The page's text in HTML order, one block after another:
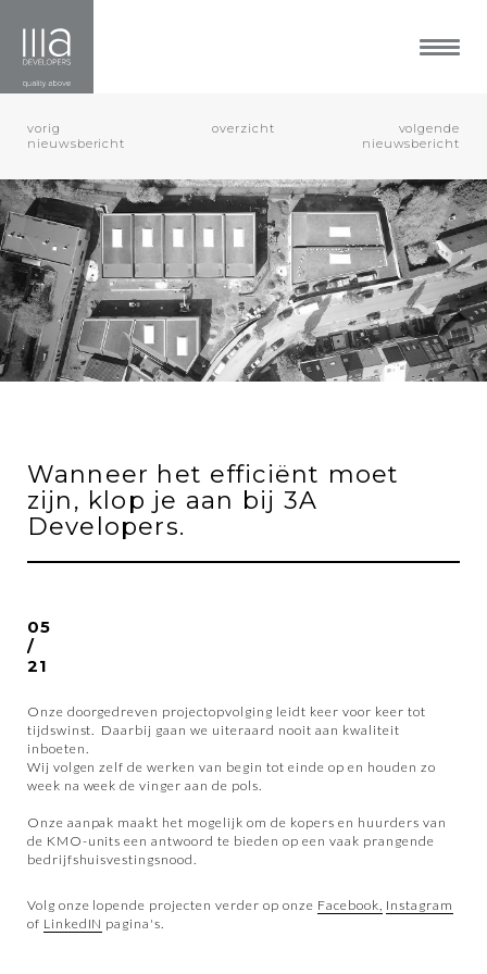
vorig
nieuwsbericht
overzicht
volgende
nieuwsbericht
Referenties
Nieuws
Vacatures
Contact
Wanneer het efficiënt moet
zijn, klop je aan bij 3A
Developers.
05
/
21
Onze doorgedreven projectopvolging leidt keer voor keer tot
tijdswinst. Daarbij gaan we uiteraard nooit aan kwaliteit
inboeten.
Wij volgen zelf de werken van begin tot einde op en houden zo
week na week de vinger aan de pols.
Onze aanpak maakt het mogelijk om de kopers en huurders van
de KMO-units een antwoord te bieden op een vaak prangende
bedrijfshuisvestingsnood.
Volg onze lopende projecten verder op onze Facebook, Instagram
of LinkedIN pagina's.